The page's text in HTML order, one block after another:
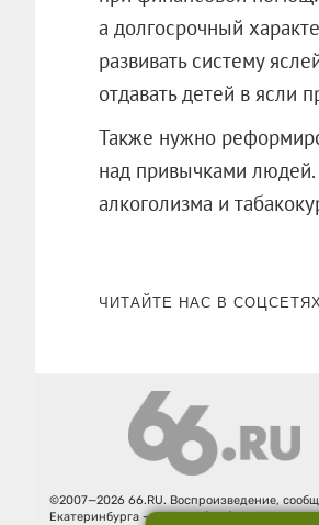
а долгосрочный
развивать систему
отдавать детей в ясли
Также нужно
над привычками
алкоголизма и
ЧИТАЙТЕ НАС В
©2007—2026 66.RU. Воспроизведение,
Екатеринбурга — «66.ru» (18+)